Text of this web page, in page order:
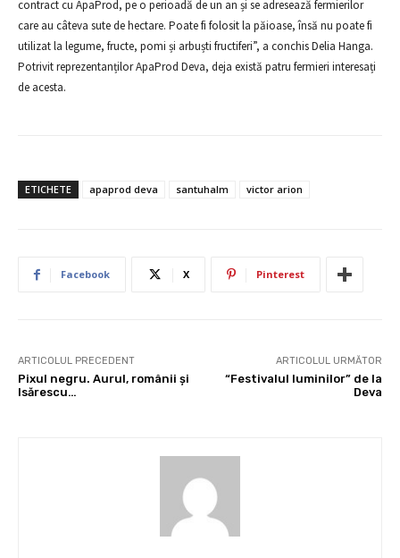
contract cu ApaProd, pe o perioadă de un an și se adresează fermierilor
care au câteva sute de hectare. Poate fi folosit la păioase, însă nu poate fi
utilizat la legume, fructe, pomi și arbuști fructiferi”, a conchis Delia Hanga.
Potrivit reprezentanților ApaProd Deva, deja există patru fermieri interesați
de acesta.
ETICHETE apaprod deva santuhalm victor arion
Facebook X Pinterest
ARTICOLUL PRECEDENT
Pixul negru. Aurul, românii şi
Isărescu…
ARTICOLUL URMĂTOR
“Festivalul luminilor” de la
Deva